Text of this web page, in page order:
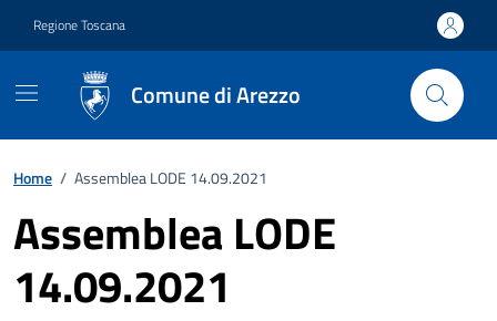
Regione Toscana
Comune di Arezzo
Home / Assemblea LODE 14.09.2021
Assemblea LODE
14.09.2021